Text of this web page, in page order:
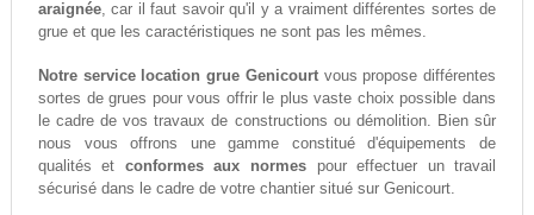
araignée, car il faut savoir qu'il y a vraiment différentes sortes de
grue et que les caractéristiques ne sont pas les mêmes.
Notre service location grue Genicourtvous propose différentes
sortes de grues pour vous offrir le plus vaste choix possible dans
le cadre de vos travaux de constructions ou démolition. Bien sûr
nous vous offrons une gamme constitué d'équipements de
qualités et conformes aux normes pour effectuer un travail
sécurisé dans le cadre de votre chantier situé sur Genicourt.